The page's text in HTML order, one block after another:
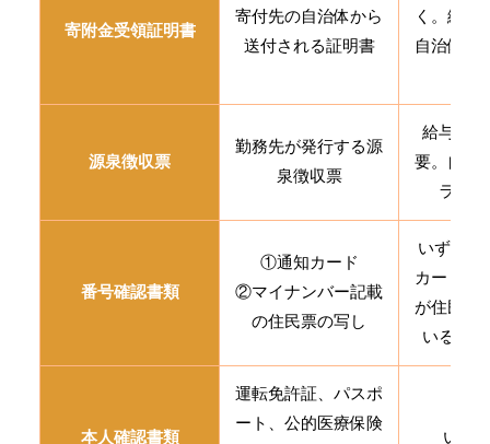
寄附金受領証明書
寄付先の自治体から
送付される証明書
く。紛失
自治体へ
源泉徴収票
勤務先が発行する源
泉徴収票
給与所
要。自営
ラン
番号確認書類
①通知カード
②マイナンバー記載
の住民票の写し
いずれか
カードは
が住民票
いる場
本人確認書類
運転免許証、パスポ
ート、公的医療保険
いず